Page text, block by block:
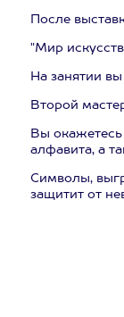
После
"Мир
На занятии
Второй
Вы окажетесь
алфавита, а
Символы,
защитит от